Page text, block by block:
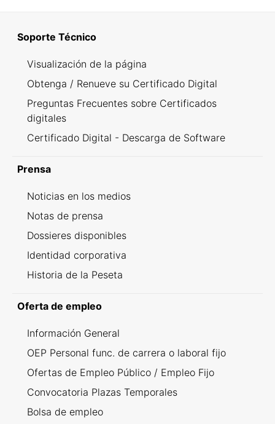
Soporte Técnico
Visualización de la página
Obtenga / Renueve su Certificado Digital
Preguntas Frecuentes sobre Certificados
digitales
Certificado Digital - Descarga de Software
Prensa
Noticias en los medios
Notas de prensa
Dossieres disponibles
Identidad corporativa
Historia de la Peseta
Oferta de empleo
Información General
OEP Personal func. de carrera o laboral fijo
Ofertas de Empleo Público / Empleo Fijo
Convocatoria Plazas Temporales
Bolsa de empleo